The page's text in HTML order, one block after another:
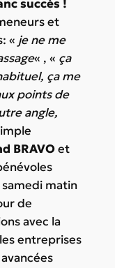
succès !
et
« je ne me
« , « ça
ça me
points de
angle,
BRAVOet
matin
de
avec la
entreprises